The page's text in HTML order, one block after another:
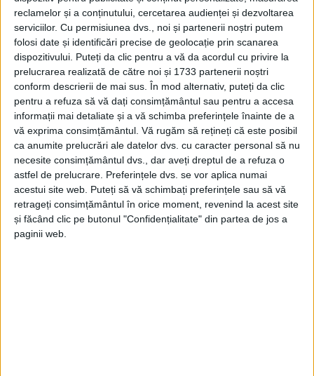
reclamelor și a conținutului, cercetarea audienței și dezvoltarea
serviciilor. Cu permisiunea dvs., noi și partenerii noștri putem
folosi date și identificări precise de geolocație prin scanarea
dispozitivului. Puteți da clic pentru a vă da acordul cu privire la
prelucrarea realizată de către noi și 1733 partenerii noștri
conform descrierii de mai sus. În mod alternativ, puteți da clic
pentru a refuza să vă dați consimțământul sau pentru a accesa
informații mai detaliate și a vă schimba preferințele înainte de a
vă exprima consimțământul. Vă rugăm să rețineți că este posibil
ca anumite prelucrări ale datelor dvs. cu caracter personal să nu
necesite consimțământul dvs., dar aveți dreptul de a refuza o
astfel de prelucrare. Preferințele dvs. se vor aplica numai
acestui site web. Puteți să vă schimbați preferințele sau să vă
retrageți consimțământul în orice moment, revenind la acest site
și făcând clic pe butonul "Confidențialitate" din partea de jos a
paginii web.
Suceava a arătat încă o dată că poate umple un
stadion și că putem retrăi vremurile frumoase ale
CSM Suceava și ale Forestei. Felicitări, CSM Cetatea
1932 Suceava, pentru promovarea în Liga a II-a!
Felicitări jucătorilor, antrenorului Petre Grigoraș,
staff-ului tehnic, conducerii clubului și, nu în ultimul
rînd, sponsorilor, pentru o promovare care readuce
Suceava acolo unde merită să fie. Spectatori avem,
echipă avem, stadion ne mai trebuie! Așa cum am
promis, Consiliul Județean Suceava va susține
fotbalul sucevean și vom avea un stadion modern.
Analizăm varianta construirii unui nou stadion în
zona sălii polivalente Suceava”. Mandatul domnului
Șoldan a început în 2024 și este valabil pînă în